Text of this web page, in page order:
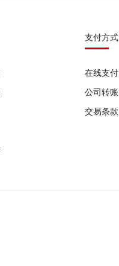
支付方式
在线支付
公司转账
交易条款